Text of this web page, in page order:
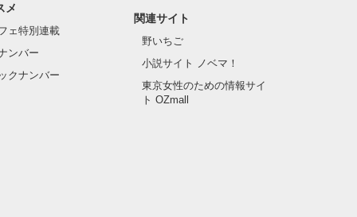
メ
ェ特別連載
ンバー
クナンバー
関連サイト
野いちご
小説サイト ノベマ！
東京女性のための情報サイ
ト OZmall